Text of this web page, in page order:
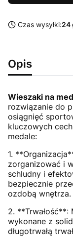
Czas wysyłki:24
Opis
Wieszaki na
rozwiązanie do
osiągnięć
kluczowych
medale:
1.
zorganizować i
schludny i
bezpiecznie
ozdobą wnętrza.
2. **Trwałość**:
wykonane z
długotrwałą